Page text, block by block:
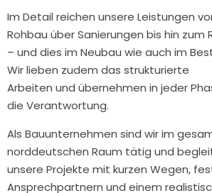
Im Detail reichen unsere Leistungen
Rohbau über Sanierungen bis hin zum
– und dies im Neubau wie auch im
Wir lieben zudem das strukturierte
Arbeiten und übernehmen in jeder
die Verantwortung.
Als Bauunternehmen sind wir im
norddeutschen Raum tätig und
unsere Projekte mit kurzen Wegen,
Ansprechpartnern und einem